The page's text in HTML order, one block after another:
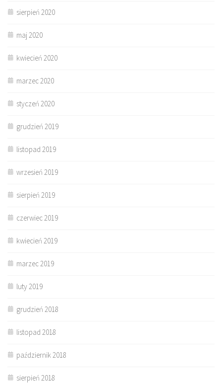
sierpień 2020
maj 2020
kwiecień 2020
marzec 2020
styczeń 2020
grudzień 2019
listopad 2019
wrzesień 2019
sierpień 2019
czerwiec 2019
kwiecień 2019
marzec 2019
luty 2019
grudzień 2018
listopad 2018
październik 2018
sierpień 2018